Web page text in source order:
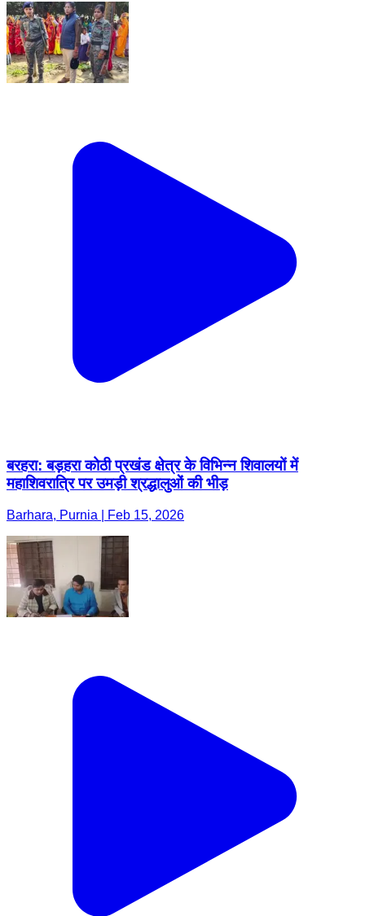
बरहरा: बड़हरा कोठी प्रखंड क्षेत्र के विभिन्न शिवालयों में
महाशिवरात्रि पर उमड़ी श्रद्धालुओं की भीड़
Barhara, Purnia | Feb 15, 2026